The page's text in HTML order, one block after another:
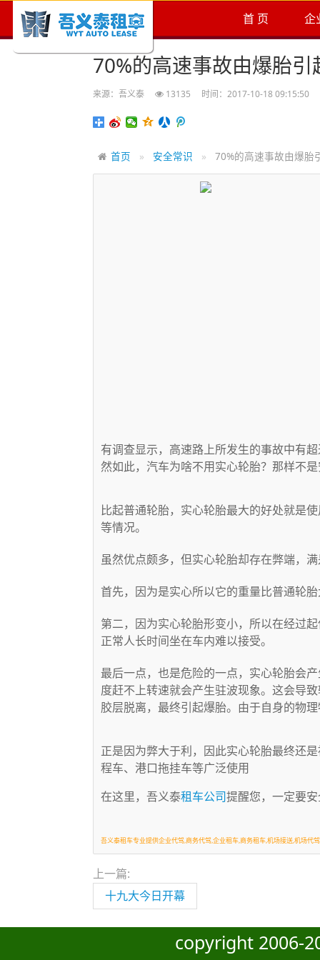
首 页 企
70%的高速事故由爆胎
来源：吾义泰 13135 时间：2017-10-18 09:15:50
首页 安全常识 70%的高速事故由爆胎
有调查显示，高速路上所发生的事故中有
然如此，汽车为啥不用实心轮胎？那样不
比起普通轮胎，实心轮胎最大的好处就是
等情况。
虽然优点颇多，但实心轮胎却存在弊端，满
首先，因为是实心所以它的重量比普通轮
第二，因为实心轮胎形变小，所以在经过
正常人长时间坐在车内难以接受。
最后一点，也是危险的一点，实心轮胎会
度赶不上转速就会产生驻波现象。这会导
胶层脱离，最终引起爆胎。由于自身的物
正是因为弊大于利，因此实心轮胎最终还
程车、港口拖挂车等广泛使用
在这里，吾义泰租车公司提醒您，一定要
吾义泰租车专业提供企业代驾,商务代驾,企业租车,商务租车,机场接送,机场代
上一篇:
十九大今日开幕
copyright 2006-